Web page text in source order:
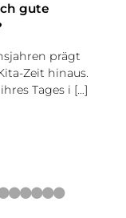
gute
prägt
Zeit hinaus.
Tages i […]
●●●●●